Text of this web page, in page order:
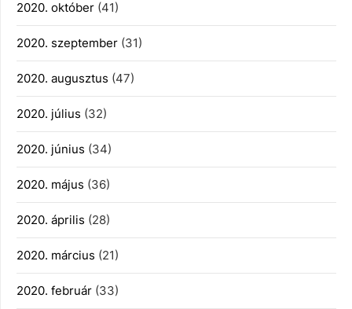
2020. október (41)
2020. szeptember (31)
2020. augusztus (47)
2020. július (32)
2020. június (34)
2020. május (36)
2020. április (28)
2020. március (21)
2020. február (33)